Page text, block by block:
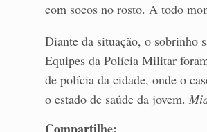
com socos no rosto. A todo
Diante da situação, o sobrinho
Equipes da Polícia Militar
de polícia da cidade, onde o
o estado de saúde da jovem.